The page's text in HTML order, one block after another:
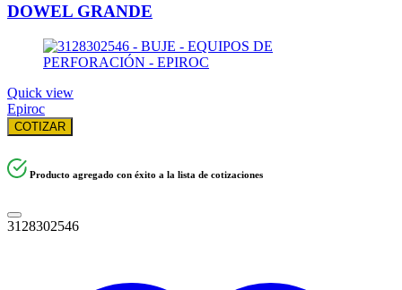
DOWEL GRANDE
Quick view
Epiroc
COTIZAR
Producto agregado con éxito a la lista de cotizaciones
3128302546